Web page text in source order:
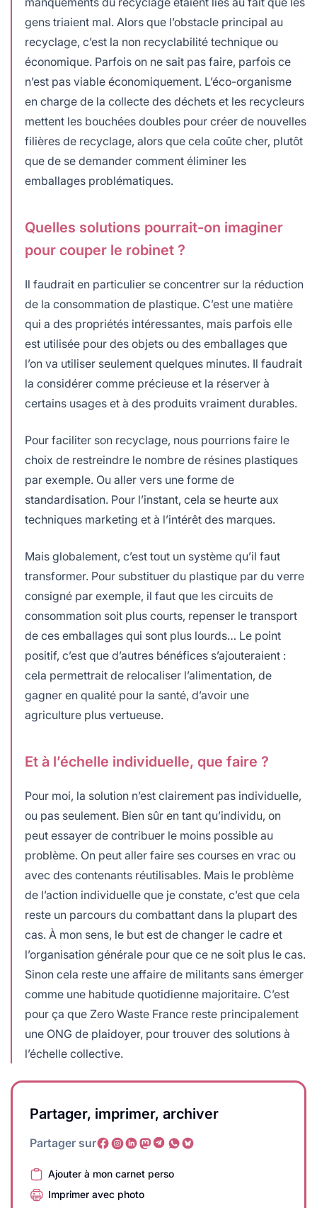
gens triaient mal. Alors que l’obstacle principal au
recyclage, c’est la non recyclabilité technique ou
économique. Parfois on ne sait pas faire, parfois ce
n’est pas viable économiquement. L’éco-organisme
en charge de la collecte des déchets et les recycleurs
mettent les bouchées doubles pour créer de nouvelles
filières de recyclage, alors que cela coûte cher, plutôt
que de se demander comment éliminer les
emballages problématiques.
Quelles solutions pourrait-on imaginer
pour couper le robinet ?
Il faudrait en particulier se concentrer sur la réduction
de la consommation de plastique. C’est une matière
qui a des propriétés intéressantes, mais parfois elle
est utilisée pour des objets ou des emballages que
l’on va utiliser seulement quelques minutes. Il faudrait
la considérer comme précieuse et la réserver à
certains usages et à des produits vraiment durables.
Pour faciliter son recyclage, nous pourrions faire le
choix de restreindre le nombre de résines plastiques
par exemple. Ou aller vers une forme de
standardisation. Pour l’instant, cela se heurte aux
techniques marketing et à l’intérêt des marques.
Mais globalement, c’est tout un système qu’il faut
transformer. Pour substituer du plastique par du verre
consigné par exemple, il faut que les circuits de
consommation soit plus courts, repenser le transport
de ces emballages qui sont plus lourds… Le point
positif, c’est que d’autres bénéfices s’ajouteraient :
cela permettrait de relocaliser l’alimentation, de
gagner en qualité pour la santé, d’avoir une
agriculture plus vertueuse.
Et à l’échelle individuelle, que faire ?
Pour moi, la solution n’est clairement pas individuelle,
ou pas seulement. Bien sûr en tant qu’individu, on
peut essayer de contribuer le moins possible au
problème. On peut aller faire ses courses en vrac ou
avec des contenants réutilisables. Mais le problème
de l’action individuelle que je constate, c’est que cela
reste un parcours du combattant dans la plupart des
cas. À mon sens, le but est de changer le cadre et
l’organisation générale pour que ce ne soit plus le cas.
Sinon cela reste une affaire de militants sans émerger
comme une habitude quotidienne majoritaire. C’est
pour ça que Zero Waste France reste principalement
une ONG de plaidoyer, pour trouver des solutions à
l’échelle collective.
Partager, imprimer, archiver
Partager sur
Ajouter à mon carnet perso
Imprimer avec photo